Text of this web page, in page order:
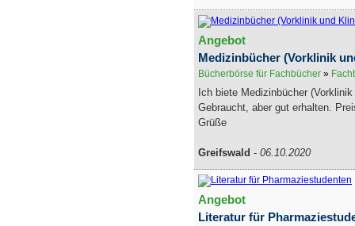
Angebot
Medizinbücher (Vorklinik
Bücherbörse für Fachbücher »
Ich biete Medizinbücher
Gebraucht, aber gut erhalten.
Grüße
Greifswald - 06.10.2020
Angebot
Literatur für